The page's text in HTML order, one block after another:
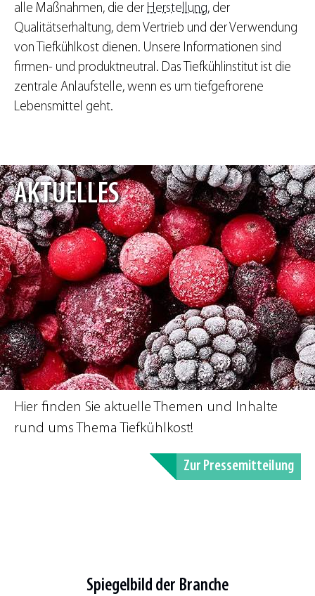
alle Maßnahmen, die der Herstellung, der
Qualitätserhaltung, dem Vertrieb und der Verwendung
von Tiefkühlkost dienen. Unsere Informationen sind
firmen- und produktneutral. Das Tiefkühlinstitut ist die
zentrale Anlaufstelle, wenn es um tiefgefrorene
Lebensmittel geht.
AKTUELLES
Hier finden Sie aktuelle Themen und Inhalte
rund ums Thema Tiefkühlkost!
Zur Pressemitteilung
Spiegelbild der Branche